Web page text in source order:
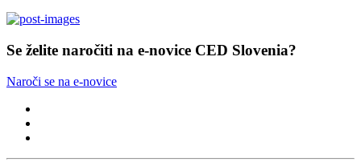
Se želite naročiti na e-novice CED Slovenia?
Naroči se na e-novice